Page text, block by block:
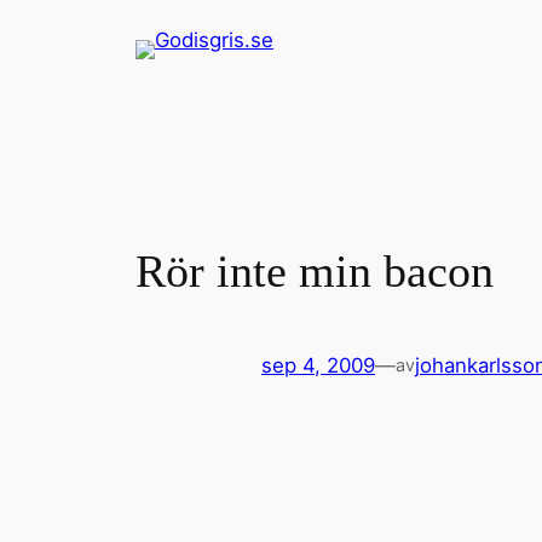
Rör inte min bacon
sep 4, 2009—av